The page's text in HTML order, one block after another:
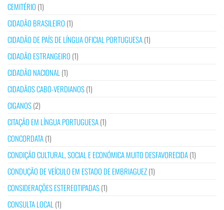
CEMITÉRIO (1)
CIDADÃO BRASILEIRO (1)
CIDADÃO DE PAÍS DE LÍNGUA OFICIAL PORTUGUESA(1)
CIDADÃO ESTRANGEIRO (1)
CIDADÃO NACIONAL (1)
CIDADÃOS CABO-VERDIANOS(1)
CIGANOS(2)
CITAÇÃO EM LÍNGUA PORTUGUESA(1)
CONCORDATA(1)
CONDIÇÃO CULTURAL, SOCIAL E ECONÓMICA MUITO DESFAVORECIDA(1)
CONDUÇÃO DE VEÍCULO EM ESTADO DE EMBRIAGUEZ(1)
CONSIDERAÇÕES ESTEREOTIPADAS(1)
CONSULTA LOCAL (1)